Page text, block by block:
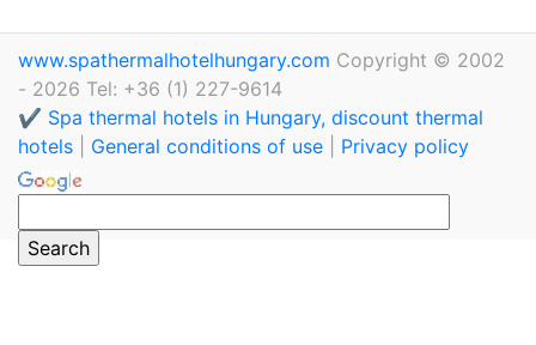
www.spathermalhotelhungary.com Copyright © 2002
- 2026 Tel: +36 (1) 227-9614
✔️ Spa thermal hotels in Hungary, discount thermal
hotels
General conditions of use Privacy policy